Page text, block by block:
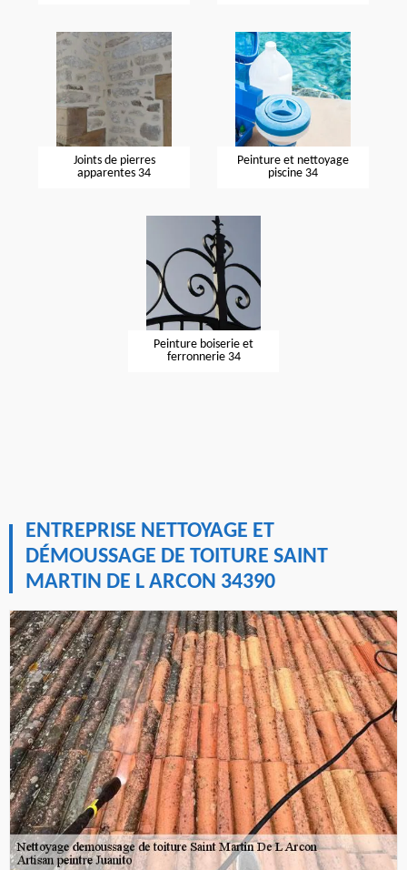
Joints de pierres
apparentes 34
Peinture et nettoyage
piscine 34
Peinture boiserie et
ferronnerie 34
ENTREPRISE NETTOYAGE ET
DÉMOUSSAGE DE TOITURE SAINT
MARTIN DE L ARCON 34390